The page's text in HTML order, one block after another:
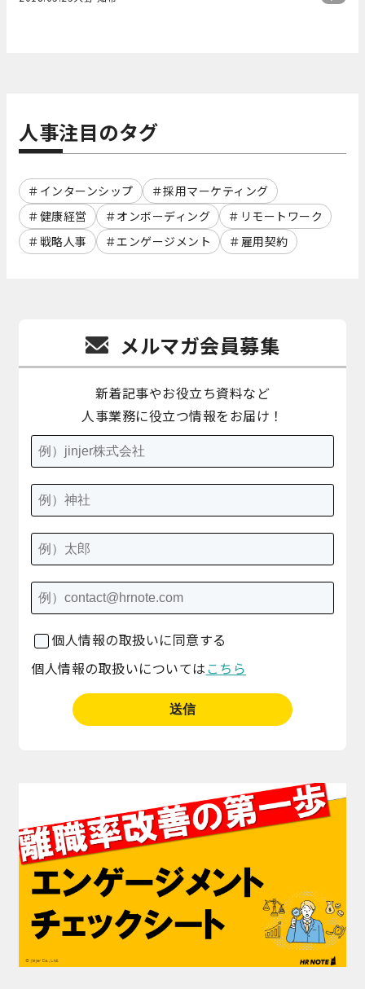
人事注目のタグ
インターンシップ
採用マーケティング
健康経営
オンボーディング
リモートワーク
戦略人事
エンゲージメント 雇用契約
メルマガ会員募集
新着記事やお役立ち資料など
人事業務に役立つ情報をお届け！
個人情報の取扱いに同意する
個人情報の取扱いについては こちら